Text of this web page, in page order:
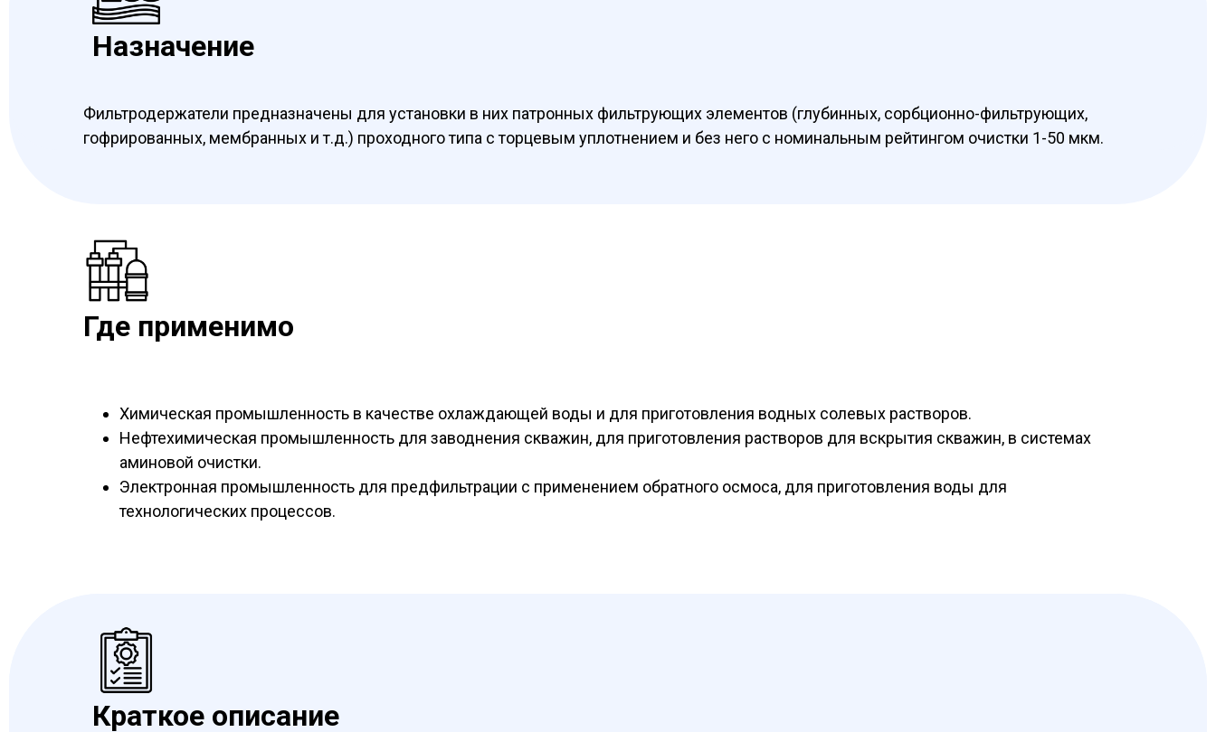
Назначение
Фильтродержатели предназначены для установки в них патронных фильтрующих элементов (глубинных, сорбционно-фильтрующих,
гофрированных, мембранных и т.д.) проходного типа с торцевым уплотнением и без него с номинальным рейтингом очистки 1-50 мкм.
Где применимо
Химическая промышленность в качестве охлаждающей воды и для приготовления водных солевых растворов.
Нефтехимическая промышленность для заводнения скважин, для приготовления растворов для вскрытия скважин, в системах
аминовой очистки.
Электронная промышленность для предфильтрации с применением обратного осмоса, для приготовления воды для
технологических процессов.
Краткое описание